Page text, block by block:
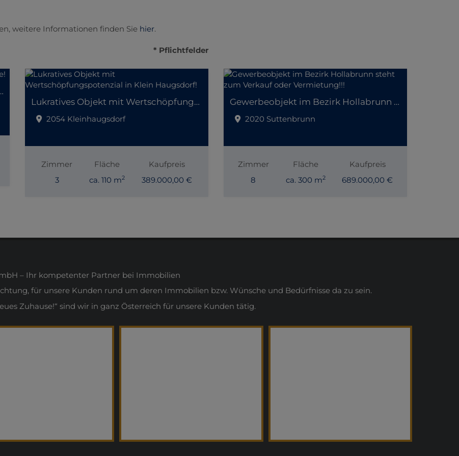
weitere Informationen finden Sie hier.
* Pflichtfelder
in guter Lage!
Lukratives Objekt mit Wertschöpfungspotenzial in Klein Haugsdorf!
2054 Kleinhaugsdorf
Zimmer
3
Fläche
ca. 110 m2
Kaufpreis
389.000,00 €
Gewerbeobjekt im Bezirk Hollabrunn steht zum Verkauf oder Vermietung!!!
2020 Suttenbrunn
Zimmer
8
Fläche
ca. 300 m2
Kaufpreis
689.000,00 €
– Ihr kompetenter Partner bei Immobilien
für unsere Kunden rund um deren Immobilien bzw. Wünsche und Bedürfnisse da zu sein.
Zuhause!“ sind wir in ganz Österreich für unsere Kunden tätig.